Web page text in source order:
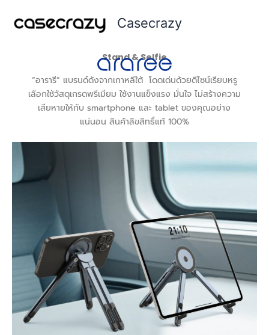
Casecrazy
Stand & Selfie
“อารารี” แบรนด์ดังจากเกาหลีใต้ โดดเด่นด้วยดีไซน์เรียบหรู
เลือกใช้วัสดุเกรดพรีเมียม ใช้งานแข็งแรง มั่นใจ ไม่สร้างความ
เสียหายให้กับ smartphone และ tablet ของคุณอย่าง
แน่นอน สินค้าลิขสิทธิ์แท้ 100%